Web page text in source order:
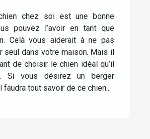
chez soi est une bonne
pouvez l’avoir en tant que
Celà vous aiderait à ne pas
seul dans votre maison. Mais il
de choisir le chien idéal qu’il
Si vous désirez un berger
faudra tout savoir de ce chien...